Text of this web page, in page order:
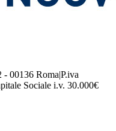
00136 Roma|P.iva
Sociale i.v. 30.000€